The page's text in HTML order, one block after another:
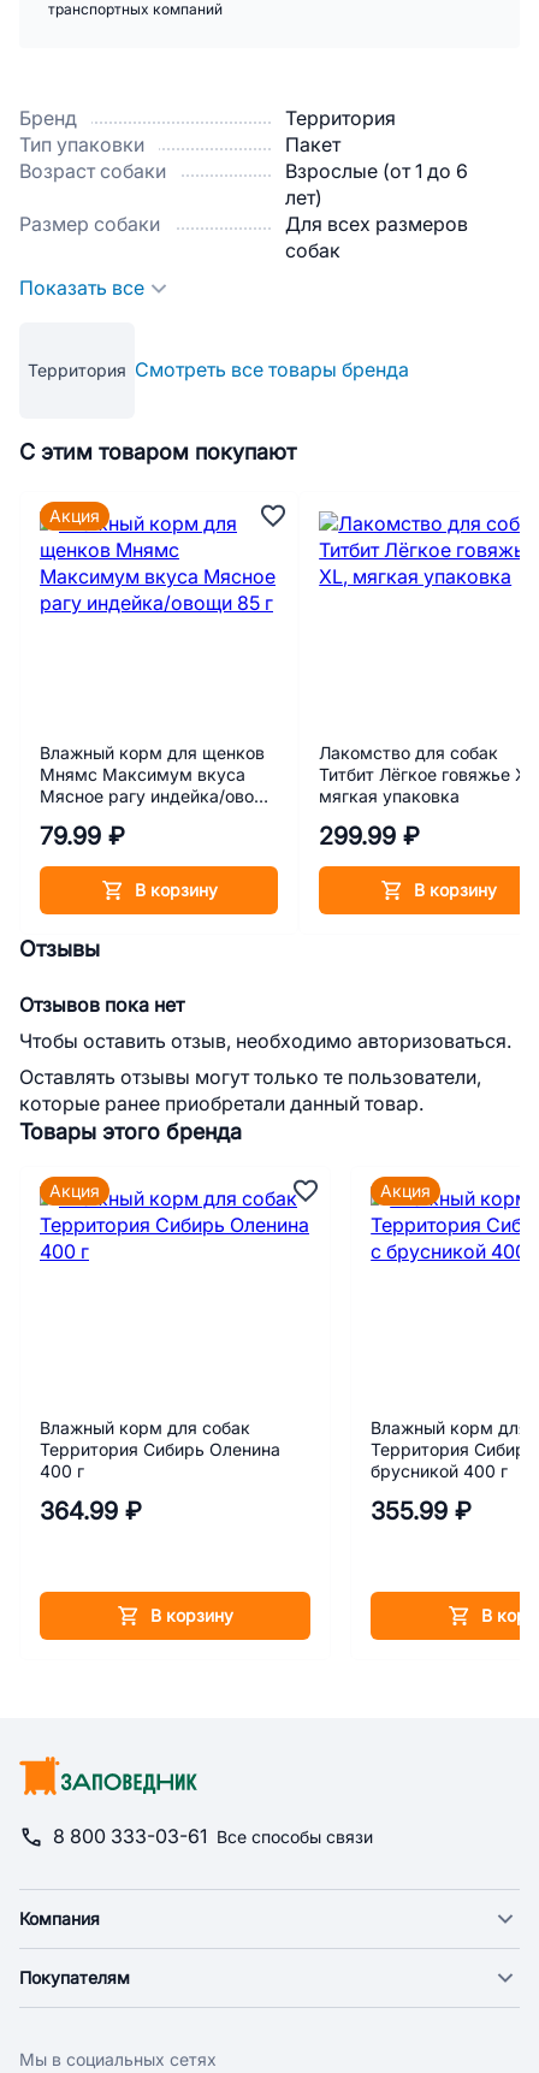
Бренд
Территория
Тип упаковки
Пакет
Возраст собаки
Взрослые (от 1 до 6
лет)
Размер собаки
Для всех размеров
собак
Показать все
Территория Смотреть все товары бренда
транспортных компаний
С этим товаром покупают
Влажный корм для щенков
Мнямс Максимум вкуса
Мясное рагу индейка/овощи
79.99 ₽
В корзину
Акция
Лакомство для собак
Титбит Лёгкое говяжье
мягкая упаковка
299.99 ₽
В корзину
Товары этого бренда
Влажный корм для собак
Территория Сибирь Оленина
400 г
364.99 ₽
В корзину
Акция
Влажный корм для
Территория
брусникой 400 г
355.99 ₽
В
Акция
Отзывы
Отзывов пока нет
Чтобы оставить отзыв, необходимо авторизоваться.
Оставлять отзывы могут только те пользователи,
которые ранее приобретали данный товар.
8 800 333-03-61 Все способы связи
Компания
Новости
Поставщикам
Покупателям
Оплата
Мы в социальных сетях